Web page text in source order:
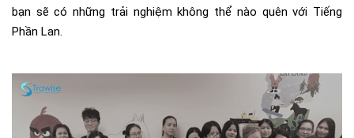
bạn sẽ có những trải nghiệm không thể nào quên với Tiếng
Phần Lan.